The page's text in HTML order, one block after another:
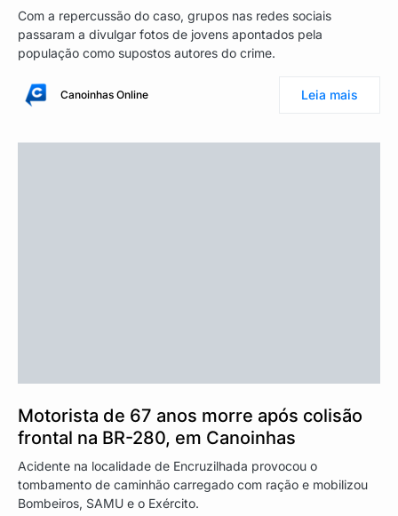
Com a repercussão do caso, grupos nas redes sociais
passaram a divulgar fotos de jovens apontados pela
população como supostos autores do crime.
Canoinhas Online Leia mais
Motorista de 67 anos morre após colisão
frontal na BR-280, em Canoinhas
Acidente na localidade de Encruzilhada provocou o
tombamento de caminhão carregado com ração e mobilizou
Bombeiros, SAMU e o Exército.